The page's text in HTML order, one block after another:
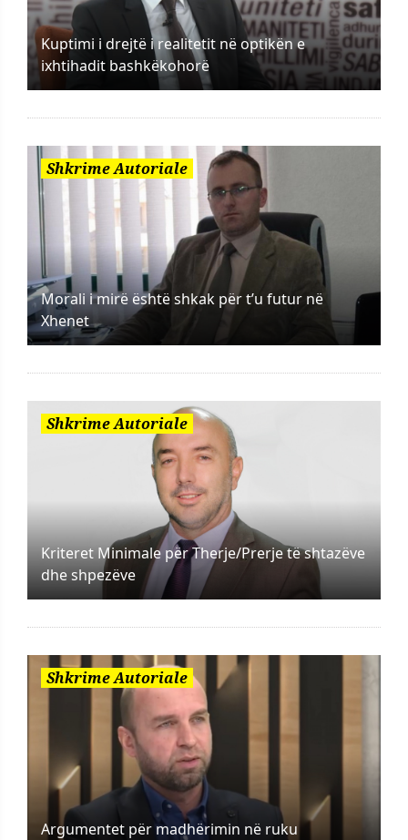
Kuptimi i drejtë i realitetit në optikën e
ixhtihadit bashkëkohorë
Shkrime Autoriale
Morali i mirë është shkak për t’u futur në
Xhenet
Shkrime Autoriale
Kriteret Minimale për Therje/Prerje të shtazëve
dhe shpezëve
Shkrime Autoriale
Argumentet për madhërimin në ruku